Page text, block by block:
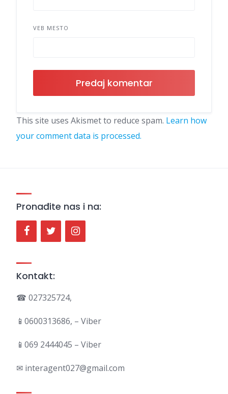
VEB MESTO
This site uses Akismet to reduce spam. Learn how
your comment data is processed.
Pronađite nas i na:
Kontakt:
☎ 027325724,
📱0600313686, – Viber
📱069 2444045 – Viber
✉ interagent027@gmail.com